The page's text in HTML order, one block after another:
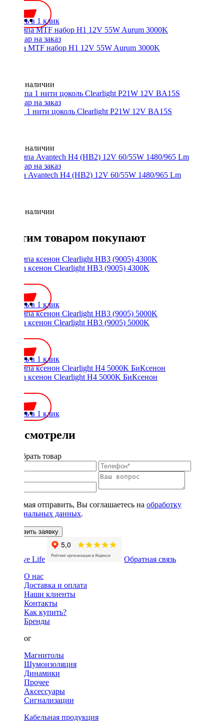
Купить в 1 клик
Лампа MTF набор H1 12V 55W Aurum 3000K
Нет в наличии
лампа 1 нити цоколь Clearlight P21W 12V BA15S
Нет в наличии
Лампа Avantech H4 (HB2) 12V 60/55W 1480/965 Lm
Нет в наличии
С этим товаром покупают
Лампа ксенон Clearlight HB3 (9005) 4300K
Купить в 1 клик
Лампа ксенон Clearlight HB3 (9005) 5000K
Купить в 1 клик
Лампа ксенон Clearlight H4 5000K БиКсенон
Купить в 1 клик
Вы смотрели
Подобрать товар
Нажимая отправить, Вы соглашаетесь на обработку
персональных данных.
Оставить заявку
Обратная связь
О нас
Доставка и оплата
Наши клиенты
Контакты
Как купить?
Бренды
Каталог
Магнитолы
Шумоизоляция
Динамики
Прочее
Аксессуары
Сигнализации
Кабельная продукция